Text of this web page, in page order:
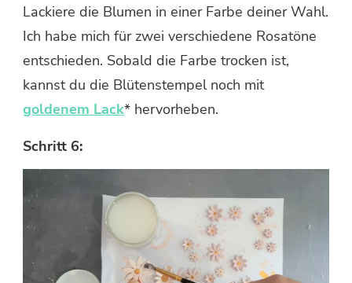
Lackiere die Blumen in einer Farbe deiner Wahl.
Ich habe mich für zwei verschiedene Rosatöne
entschieden. Sobald die Farbe trocken ist,
kannst du die Blütenstempel noch mit
goldenem Lack* hervorheben.
Schritt 6: